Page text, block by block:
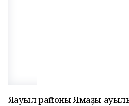
Яңауыл районы Ямаҙы